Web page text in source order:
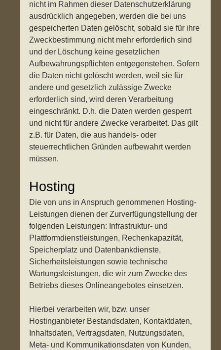
nicht im Rahmen dieser Datenschutzerklärung
ausdrücklich angegeben, werden die bei uns
gespeicherten Daten gelöscht, sobald sie für ihre
Zweckbestimmung nicht mehr erforderlich sind
und der Löschung keine gesetzlichen
Aufbewahrungspflichten entgegenstehen. Sofern
die Daten nicht gelöscht werden, weil sie für
andere und gesetzlich zulässige Zwecke
erforderlich sind, wird deren Verarbeitung
eingeschränkt. D.h. die Daten werden gesperrt
und nicht für andere Zwecke verarbeitet. Das gilt
z.B. für Daten, die aus handels- oder
steuerrechtlichen Gründen aufbewahrt werden
müssen.
Hosting
Die von uns in Anspruch genommenen Hosting-
Leistungen dienen der Zurverfügungstellung der
folgenden Leistungen: Infrastruktur- und
Plattformdienstleistungen, Rechenkapazität,
Speicherplatz und Datenbankdienste,
Sicherheitsleistungen sowie technische
Wartungsleistungen, die wir zum Zwecke des
Betriebs dieses Onlineangebotes einsetzen.
Hierbei verarbeiten wir, bzw. unser
Hostinganbieter Bestandsdaten, Kontaktdaten,
Inhaltsdaten, Vertragsdaten, Nutzungsdaten,
Meta- und Kommunikationsdaten von Kunden,